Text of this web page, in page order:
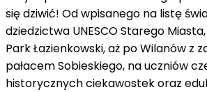
się dziwić! Od wpisanego na listę
dziedzictwa UNESCO Starego
Park Łazienkowski, aż po Wilanów z
pałacem Sobieskiego, na uczniów
historycznych ciekawostek oraz